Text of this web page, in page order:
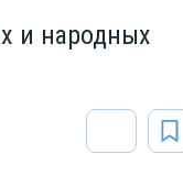
и народных